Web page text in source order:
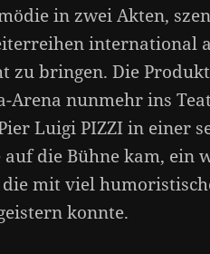
in zwei Akten,
international
zu bringen. Die
Arena nunmehr ins
Luigi PIZZI in einer
die Bühne kam, ein
mit viel
konnte.